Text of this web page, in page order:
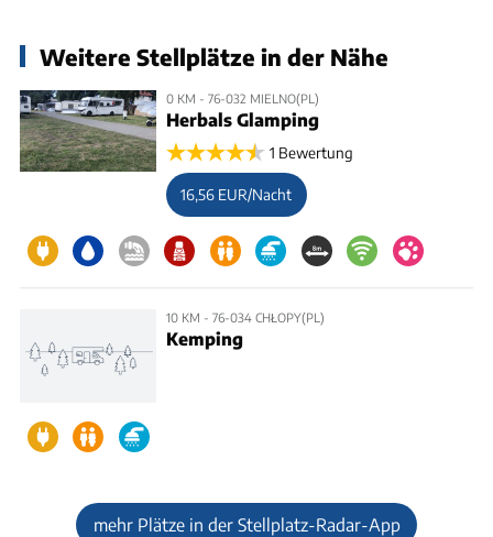
Weitere Stellplätze in der Nähe
0 KM - 76-032 MIELNO(PL)
Herbals Glamping
1 Bewertung
16,56 EUR/Nacht
10 KM - 76-034 CHŁOPY(PL)
Kemping
mehr Plätze in der Stellplatz-Radar-App